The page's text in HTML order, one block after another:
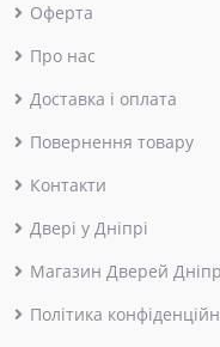
Оферта
Про нас
Доставка і оплата
Повернення товару
Контакти
Двері у Дніпрі
Магазин Дверей
Політика